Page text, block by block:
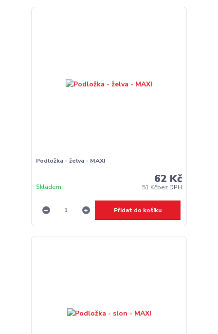
Podložka - želva - MAXI
62 Kč
51 Kčbez DPH
Skladem
Přidat do košíku